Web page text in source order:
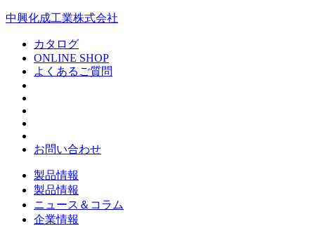
中興化成工業株式会社
カタログ
ONLINE SHOP
よくあるご質問
お問い合わせ
製品情報
製品情報
ニュース＆コラム
企業情報